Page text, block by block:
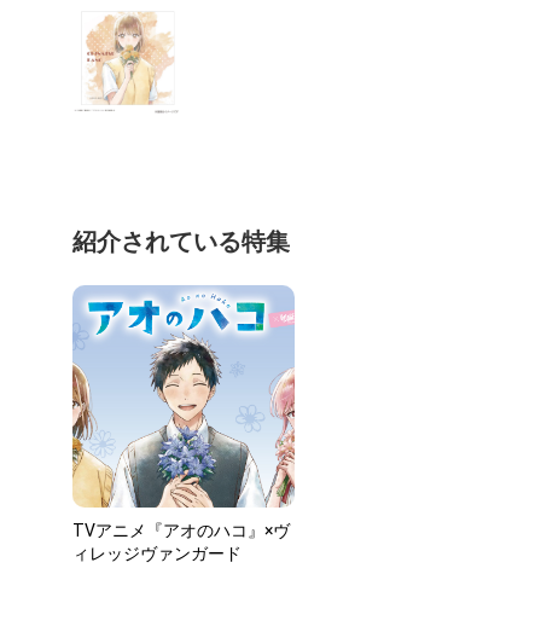
紹介されている特集
TVアニメ『アオのハコ』×ヴ
ィレッジヴァンガード